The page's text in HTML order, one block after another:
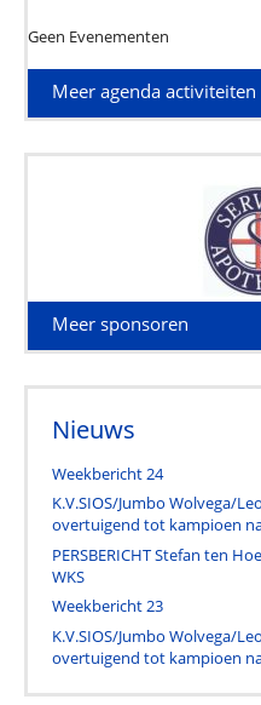
Geen Evenementen
Meer agenda activiteiten
Meer sponsoren
Nieuws
Weekbericht 24
K.V.SIOS/Jumbo Wolvega/
overtuigend tot kampioen
PERSBERICHT Stefan ten
WKS
Weekbericht 23
K.V.SIOS/Jumbo Wolvega/
overtuigend tot kampioen